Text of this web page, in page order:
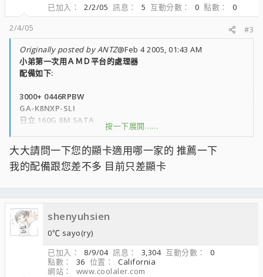
已加入
2/2/05 訊息 5 互動分數 0 點數
0
2/4/05
#3
Originally posted by ANTZ@Feb 4 2005, 01:43 AM
小弟第一次用ＡＭＤ平台的處理器
配備如下:
3000+ 0446RPBW
GA-K8NXP-SLI
日立 160G 8M SATA
ASUS 6200GE
按一下展開……
大大請問一下您的顯卡適用哪一家的 推薦一下
我的配備跟您差不多 目前只差顯卡
shenyuhsien
0℃ sayo(ry)
已加入
8/9/04 訊息 3,304 互動分數
0
點數
36 位置
California
網站
www.coolaler.com